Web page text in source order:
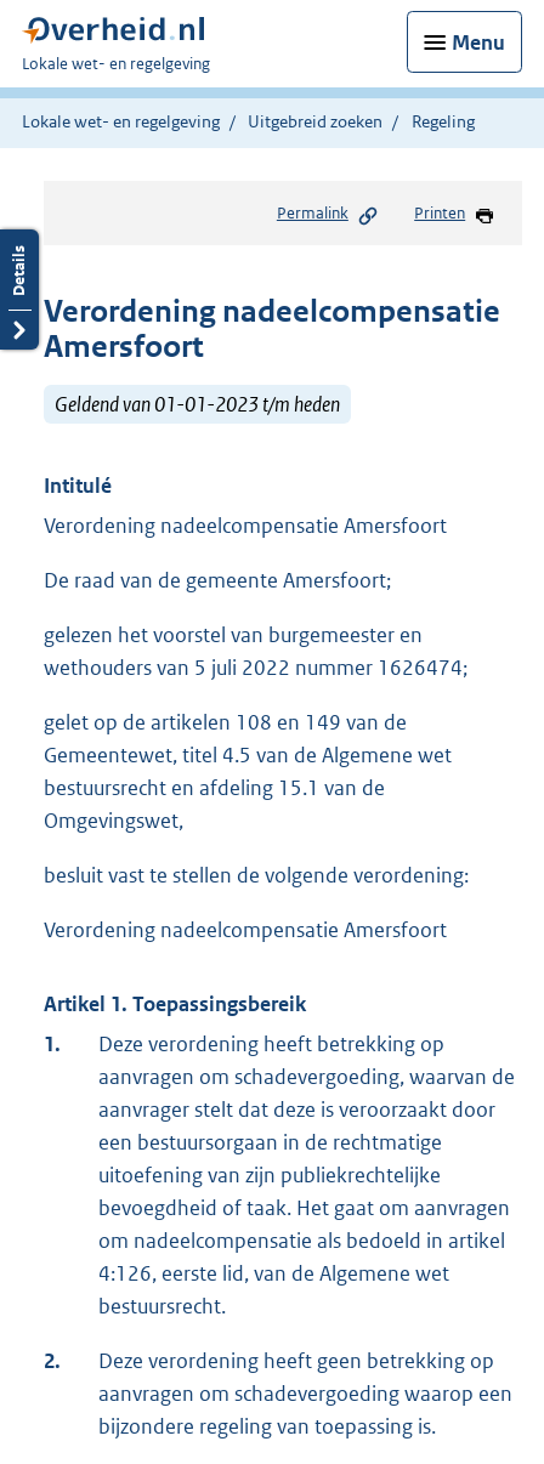
Menu
U
bent
hier:
Lokale wet- en regelgeving
Lokale wet- en regelgeving Uitgebreid zoeken Regeling
Permalink Printen
Verordening nadeelcompensatie
Amersfoort
Geldend van 01-01-2023 t/m heden
Intitulé
Verordening nadeelcompensatie Amersfoort
De raad van de gemeente Amersfoort;
gelezen het voorstel van burgemeester en
wethouders van 5 juli 2022 nummer 1626474;
gelet op de artikelen 108 en 149 van de
Gemeentewet, titel 4.5 van de Algemene wet
bestuursrecht en afdeling 15.1 van de
Omgevingswet,
besluit vast te stellen de volgende verordening:
Verordening nadeelcompensatie Amersfoort
Artikel 1. Toepassingsbereik
1.
Deze verordening heeft betrekking op
aanvragen om schadevergoeding, waarvan de
aanvrager stelt dat deze is veroorzaakt door
een bestuursorgaan in de rechtmatige
uitoefening van zijn publiekrechtelijke
bevoegdheid of taak. Het gaat om aanvragen
om nadeelcompensatie als bedoeld in artikel
4:126, eerste lid, van de Algemene wet
bestuursrecht.
2.
Deze verordening heeft geen betrekking op
aanvragen om schadevergoeding waarop een
bijzondere regeling van toepassing is.